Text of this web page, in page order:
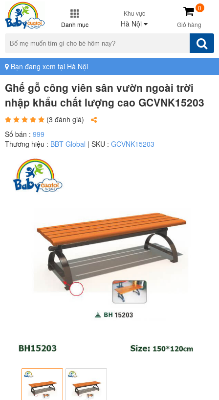
Danh mục
Khu vực
Hà Nội Giỏ hàng
0
Bạn đang xem tại Hà Nội
Ghế gỗ công viên sân vườn ngoài trời
nhập khẩu chất lượng cao GCVNK15203
(3 đánh giá)
Số bán : 999
Thương hiệu : BBT Global | SKU : GCVNK15203